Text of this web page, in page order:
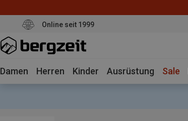
Online seit 1999
Damen Herren Kinder Ausrüstung Sale